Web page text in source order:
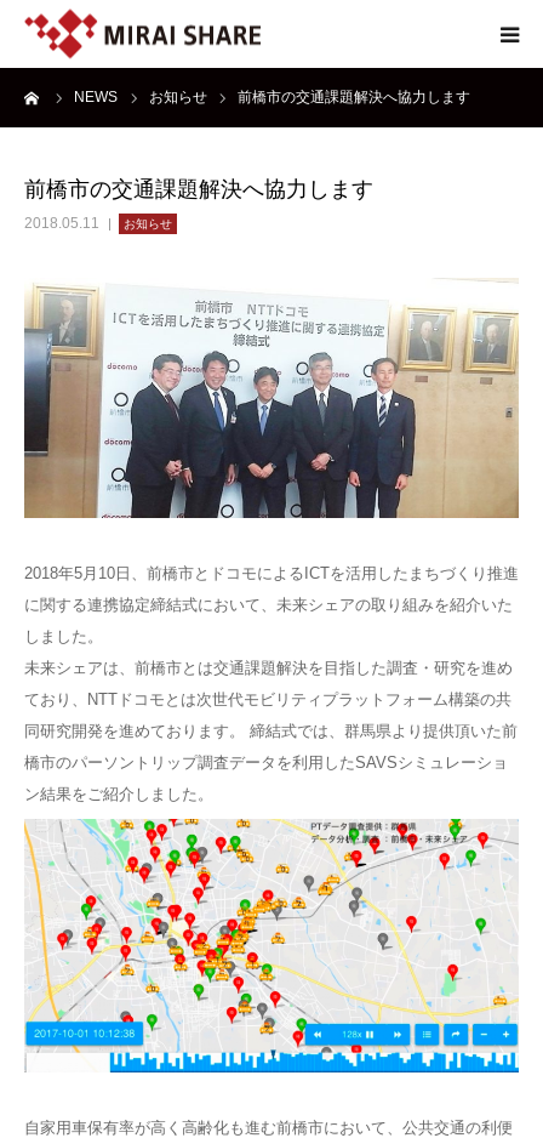
NEWS お知らせ 前橋市の交通課題解決へ協力します
前橋市の交通課題解決へ協力します
2018.05.11 お知らせ
2018年5月10日、前橋市とドコモによるICTを活用したまちづくり推進
に関する連携協定締結式において、未来シェアの取り組みを紹介いた
しました。
未来シェアは、前橋市とは交通課題解決を目指した調査・研究を進め
ており、NTTドコモとは次世代モビリティプラットフォーム構築の共
同研究開発を進めております。 締結式では、群馬県より提供頂いた前
橋市のパーソントリップ調査データを利用したSAVSシミュレーショ
ン結果をご紹介しました。
自家用車保有率が高く高齢化も進む前橋市において、公共交通の利便
NEWS
REPORT
ABOUT